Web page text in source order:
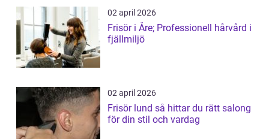
02 april 2026
Frisör i Åre; Professionell hårvård i
fjällmiljö
02 april 2026
Frisör lund så hittar du rätt salong
för din stil och vardag